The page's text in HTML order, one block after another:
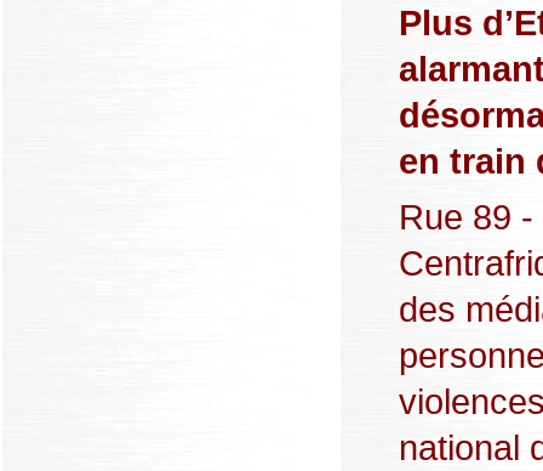
Plus
en train
Rue 89
des
national